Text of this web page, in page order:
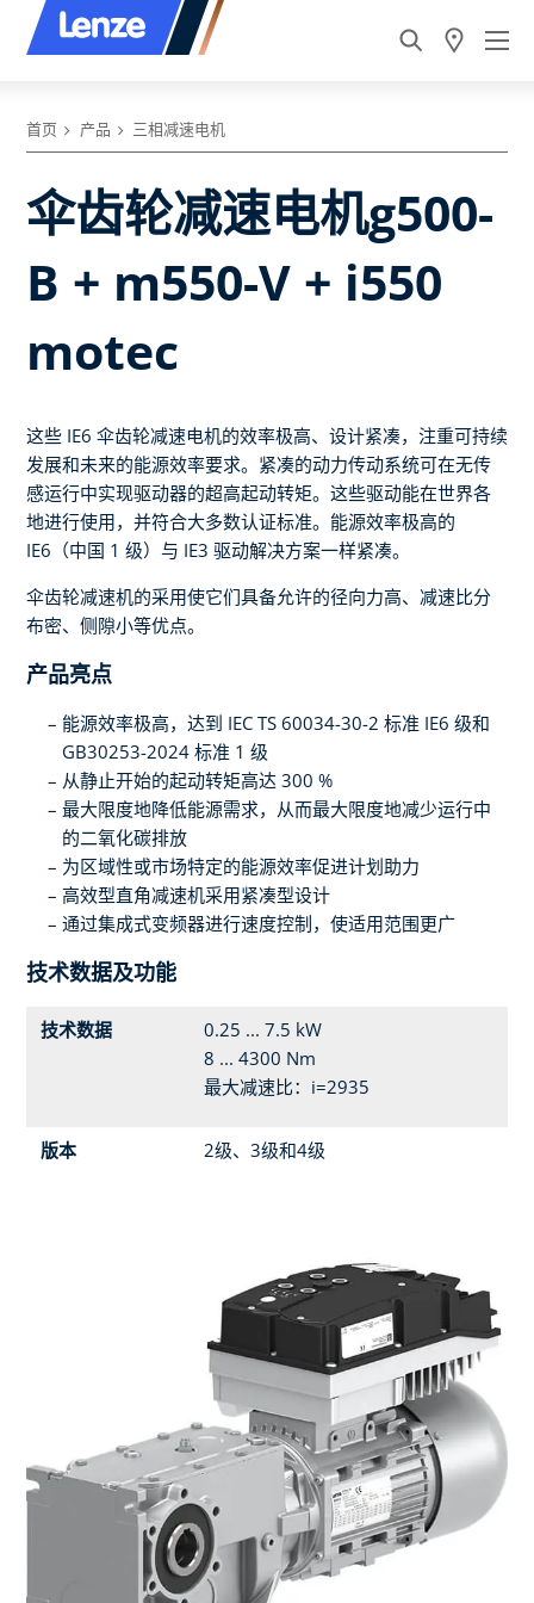
首页 产品 三相减速电机
伞齿轮减速电机g500-
B + m550-V + i550
motec
这些 IE6 伞齿轮减速电机的效率极高、设计紧凑，注重可持续
发展和未来的能源效率要求。紧凑的动力传动系统可在无传
感运行中实现驱动器的超高起动转矩。这些驱动能在世界各
地进行使用，并符合大多数认证标准。能源效率极高的
IE6（中国 1 级）与 IE3 驱动解决方案一样紧凑。
伞齿轮减速机的采用使它们具备允许的径向力高、减速比分
布密、侧隙小等优点。
产品亮点
能源效率极高，达到 IEC TS 60034-30-2 标准 IE6 级和
GB30253-2024 标准 1 级
从静止开始的起动转矩高达 300 %
最大限度地降低能源需求，从而最大限度地减少运行中
的二氧化碳排放
为区域性或市场特定的能源效率促进计划助力
高效型直角减速机采用紧凑型设计
通过集成式变频器进行速度控制，使适用范围更广
技术数据及功能
技术数据
0.25 ... 7.5 kW
8 ... 4300 Nm
最大减速比：i=2935
版本 2级、3级和4级